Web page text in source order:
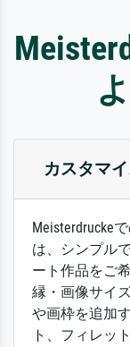
カスタマ
Meisterdrucke
は、シンプル
ート作品をご
縁・画像サイ
や画枠を追加
ト、フィレッ